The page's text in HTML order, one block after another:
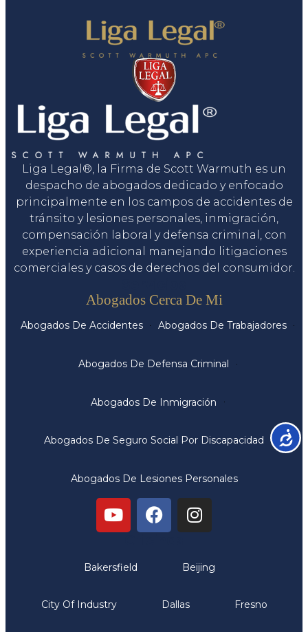
Liga Legal®, la Firma de Scott Warmuth es un
despacho de abogados dedicado y enfocado
principalmente en los campos de accidentes de
tránsito y lesiones personales, inmigración,
compensación laboral y defensa criminal, con
experiencia adicional manejando litigaciones
comerciales y casos de derechos del consumidor.
Abogados Cerca De Mi
Abogados De Accidentes Abogados De Trabajadores
Abogados De Defensa Criminal
Abogados De Inmigración
Abogados De Seguro Social Por Discapacidad
Abogados De Lesiones Personales
Bakersfield Beijing
City Of Industry Dallas Fresno